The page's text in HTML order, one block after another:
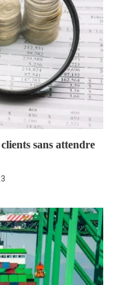
sans attendre